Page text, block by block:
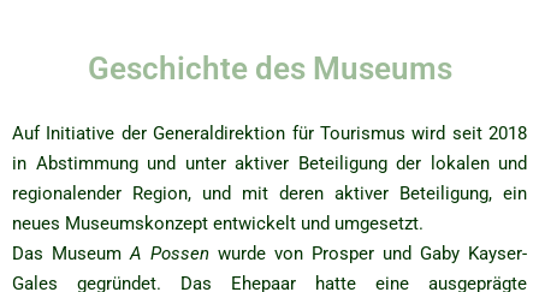
Geschichte des Museums
Auf Initiative der Generaldirektion für Tourismus wird seit 2018
in Abstimmung und unter aktiver Beteiligung der lokalen und
regionalender Region, und mit deren aktiver Beteiligung, ein
neues Museumskonzept entwickelt und umgesetzt.
Das MuseumA Possen wurde von Prosper und Gaby Kayser-
Gales gegründet. Das Ehepaar hatte eine ausgeprägte